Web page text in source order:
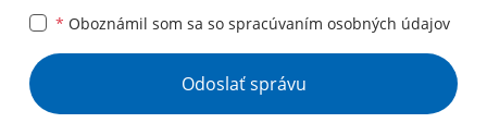
* Oboznámil som sa so spracúvaním osobných údajov
Google reCaptcha Response
Odoslať správu